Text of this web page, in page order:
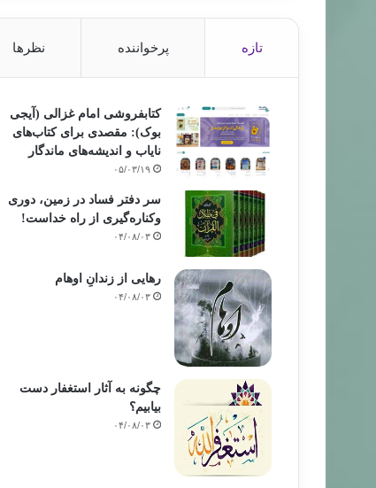
تازه پرخواننده نظرها
کتابفروشی امام غزالی (آیجی
بوک): مقصدی برای کتاب‌های
نایاب و اندیشه‌های ماندگار
۰۵/۰۳/۱۹
سر دفتر فساد در زمین‌، دوری
وکناره‌گیری از راه خداست‌!
۰۴/۰۸/۰۳
رهایی از زندانِ اوهام
۰۴/۰۸/۰۳
چگونه به آثار استغفار دست
بیابیم؟
۰۴/۰۸/۰۳